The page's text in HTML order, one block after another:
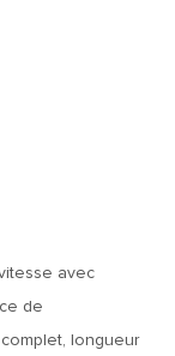
avec
de
longueur